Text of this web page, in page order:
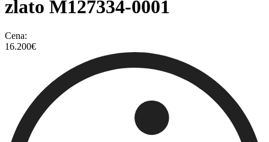
zlato M127334-0001
Cena:
16.200€